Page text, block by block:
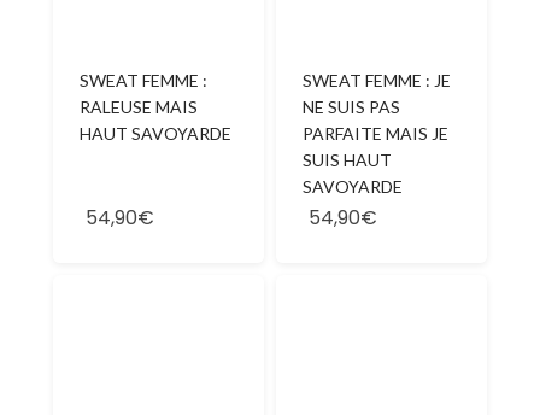
SWEAT FEMME :
RALEUSE MAIS
HAUT SAVOYARDE
54,90€
SWEAT FEMME : JE
NE SUIS PAS
PARFAITE MAIS JE
SUIS HAUT
SAVOYARDE
54,90€